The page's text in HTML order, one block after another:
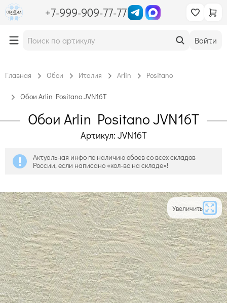
+7-999-909-77-77
Войти
Главная Обои Италия Arlin Positano
Обои Arlin Positano JVN16T
Обои Arlin Positano JVN16T
Артикул: JVN16T
Актуальная инфо по наличию обоев со всех складов
России, если написано «кол-во на складе»!
Увеличить